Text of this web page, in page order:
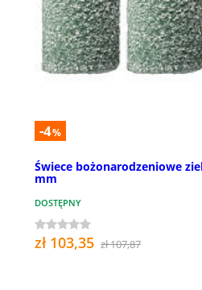
-4%
Świece bożonarodzeniowe
mm
DOSTĘPNY
zł 103,35 zł 107,87